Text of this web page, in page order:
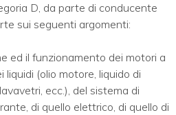
D, da parte di conducente
sui seguenti argomenti:
ed il funzionamento dei motori a
(olio motore, liquido di
ecc.), del sistema di
di quello elettrico, di quello di